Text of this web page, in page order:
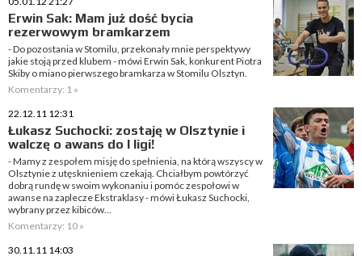
Erwin Sak: Mam już dość bycia
rezerwowym bramkarzem
- Do pozostania w Stomilu, przekonały mnie perspektywy
jakie stoją przed klubem - mówi Erwin Sak, konkurent Piotra
Skiby o miano pierwszego bramkarza w Stomilu Olsztyn.
Komentarzy: 1 »
22.12.11 12:31
Łukasz Suchocki: zostaję w Olsztynie i
walczę o awans do I ligi!
- Mamy z zespołem misję do spełnienia, na którą wszyscy w
Olsztynie z utęsknieniem czekają. Chciałbym powtórzyć
dobrą rundę w swoim wykonaniu i pomóc zespołowi w
awanse na zaplecze Ekstraklasy - mówi Łukasz Suchocki,
wybrany przez kibiców...
Komentarzy: 10 »
30.11.11 14:03